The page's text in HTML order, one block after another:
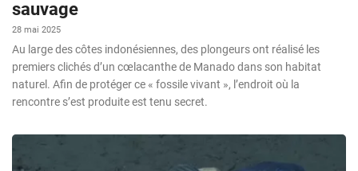
sauvage
28 mai 2025
Au large des côtes indonésiennes, des plongeurs ont réalisé les
premiers clichés d’un cœlacanthe de Manado dans son habitat
naturel. Afin de protéger ce « fossile vivant », l’endroit où la
rencontre s’est produite est tenu secret.